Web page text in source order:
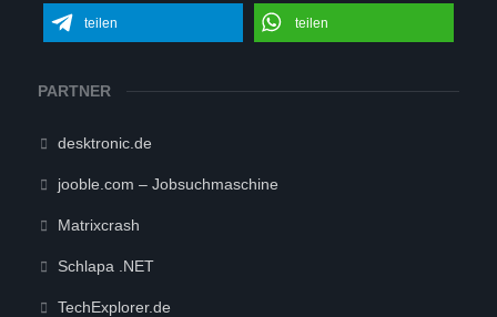
teilen teilen
PARTNER
desktronic.de
jooble.com – Jobsuchmaschine
Matrixcrash
Schlapa .NET
TechExplorer.de